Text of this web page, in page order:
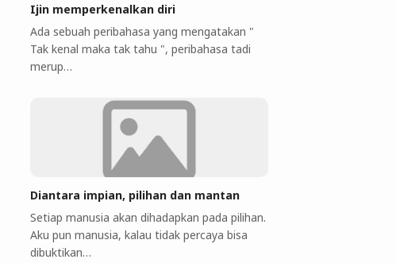
Ijin memperkenalkan diri
Ada sebuah peribahasa yang mengatakan "
Tak kenal maka tak tahu ", peribahasa tadi
merup…
Diantara impian, pilihan dan mantan
Setiap manusia akan dihadapkan pada pilihan.
Aku pun manusia, kalau tidak percaya bisa
dibuktikan…